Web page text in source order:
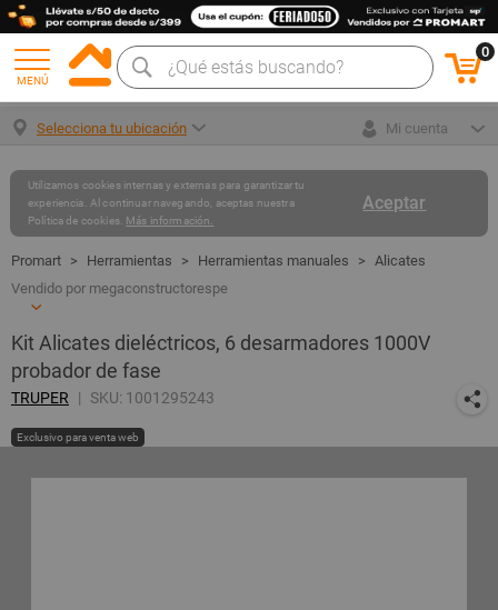
MENÚ
0
Selecciona tu ubicación Mi cuenta
Aceptar
Utilizamos cookies internas y externas para garantizar tu
experiencia. Al continuar navegando, aceptas nuestra
Política de cookies. Más información.
Herramientas Herramientas manuales
Alicates
Vendido por megaconstructorespe
Kit Alicates dieléctricos, 6 desarmadores 1000V
probador de fase
TRUPER SKU: 1001295243
Exclusivo para venta web